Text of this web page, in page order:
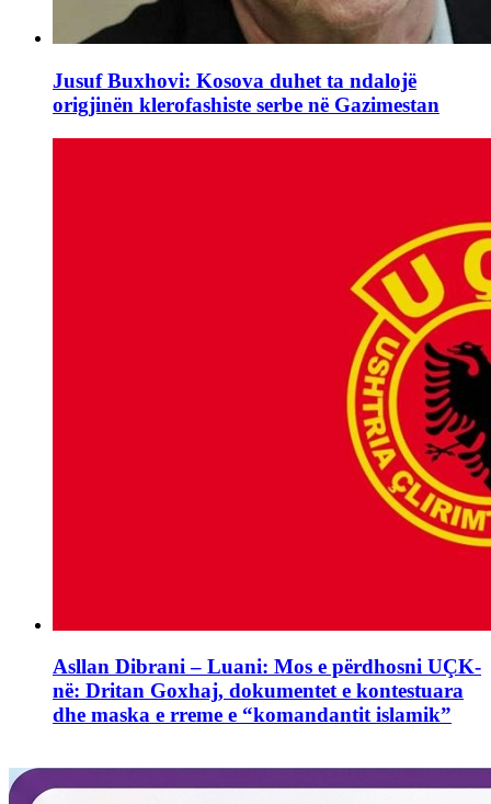
Jusuf Buxhovi: Kosova duhet ta ndalojë
origjinën klerofashiste serbe në Gazimestan
Asllan Dibrani – Luani: Mos e përdhosni UÇK-
në: Dritan Goxhaj, dokumentet e kontestuara
dhe maska e rreme e “komandantit islamik”